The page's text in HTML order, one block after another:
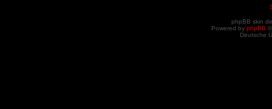
phpBB skin
Powered by phpBB
Deutsche